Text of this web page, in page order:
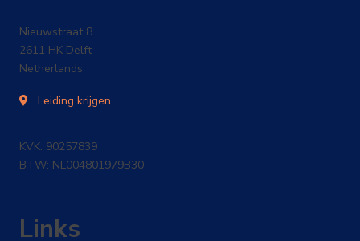
Nieuwstraat 8
2611 HK Delft
Netherlands
Leiding krijgen
KVK: 90257839
BTW: NL004801979B30
Links